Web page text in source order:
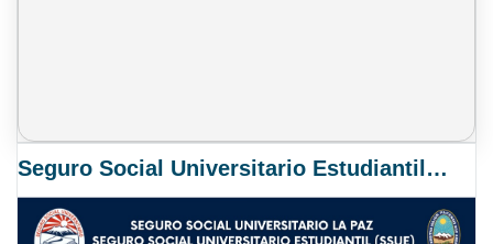
Seguro Social Universitario Estudiantil SSUE